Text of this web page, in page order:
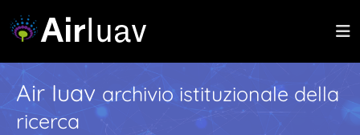
Air Iuav archivio istituzionale della
ricerca